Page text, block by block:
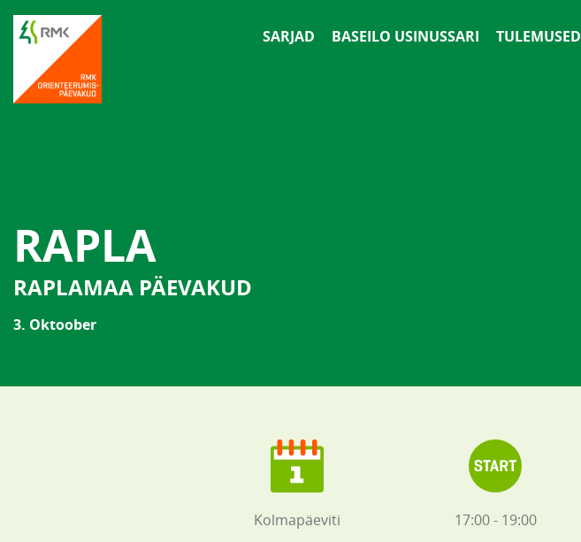
SARJAD BASEILO USINUSSARI TULEMUSED
RAPLA
RAPLAMAA PÄEVAKUD
3. Oktoober
Kolmapäeviti 17:00 - 19:00